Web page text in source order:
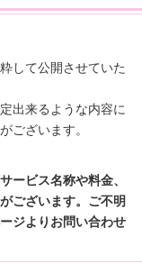
して公開させていた
出来るような内容に
ございます。
ービス名称や料金、
ございます。ご不明
ジよりお問い合わせ